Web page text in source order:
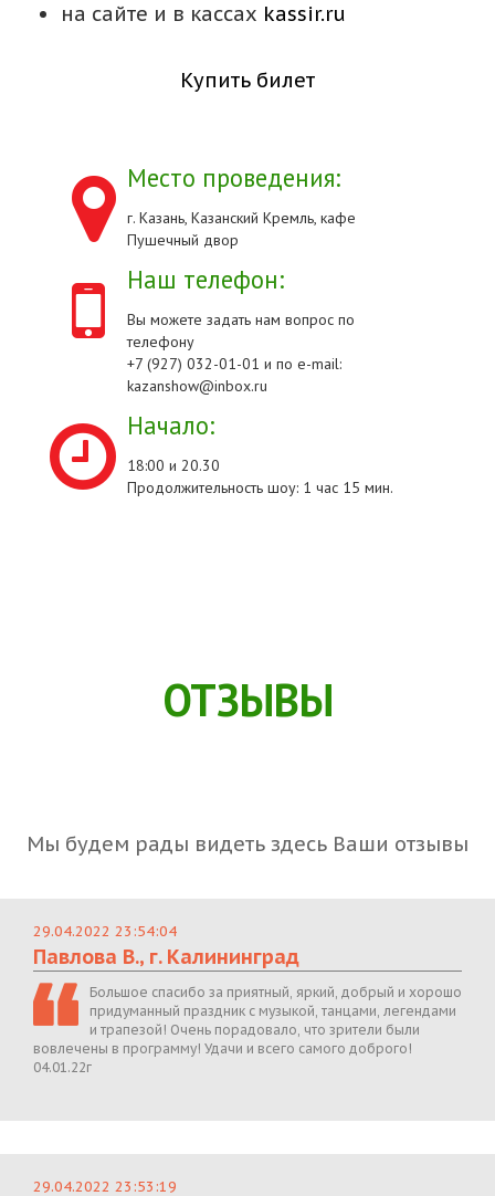
на сайте и в кассах kassir.ru
Купить билет
Место проведения:
г. Казань, Казанский Кремль, кафе
Пушечный двор
Наш телефон:
Вы можете задать нам вопрос по
телефону
+7 (927) 032-01-01 и по e-mail:
kazanshow@inbox.ru
Начало:
18:00 и 20.30
Продолжительность шоу: 1 час 15 мин.
ОТЗЫВЫ
Мы будем рады видеть здесь Ваши отзывы
29.04.2022 23:54:04
Павлова В., г. Калининград
Большое спасибо за приятный, яркий, добрый и хорошо
придуманный праздник с музыкой, танцами, легендами
и трапезой! Очень порадовало, что зрители были
вовлечены в программу! Удачи и всего самого доброго!
04.01.22г
29.04.2022 23:53:19